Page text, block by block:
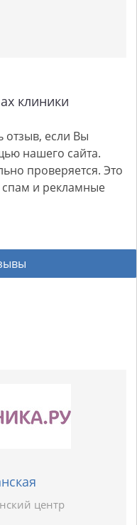
клиники
отзыв, если Вы
нашего сайта.
проверяется. Это
спам и рекламные
центр